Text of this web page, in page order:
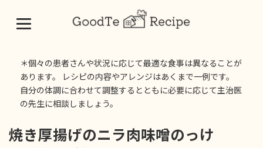
＊個々の患者さんや状況に応じて最適な食事は異なることが
あります。 レシピの内容やアレンジはあくまで一例です。
自分の体調に合わせて調整するとともに必要に応じて主治医
の先生に相談しましょう。
焼き厚揚げのニラ肉味噌のっけ